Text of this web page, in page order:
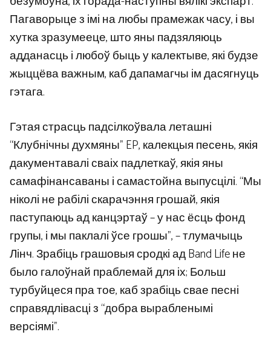
Пагаворыце з імі на любы прамежак часу, і вы
хутка зразумееце, што яны падзяляюць
адданасць і любоў быць у калектыве, які будзе
жыццёва важным, каб дапамагчы ім дасягнуць
гэтага.
Гэтая страсць падсілкоўвала леташні
“Клубнічны духмяны” EP, калекцыя песень, якія
дакументавалі сваіх падлеткаў, якія яны
самафінансаваны і самастойна выпусцілі. “Мы
ніколі не рабілі скарачэння грошай, якія
паступаюць ад канцэртаў – у нас ёсць фонд
групы, і мы паклалі ўсе грошы”, – тлумачыць
Лінч. Зрабіць грашовыя сродкі ад Band Life не
было галоўнай праблемай для іх; Больш
турбуйцеся пра тое, каб зрабіць свае песні
справядлівасці з “добра вырабленымі
версіямі”.